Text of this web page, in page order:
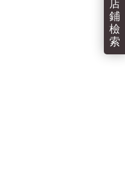
店
鋪
檢
索